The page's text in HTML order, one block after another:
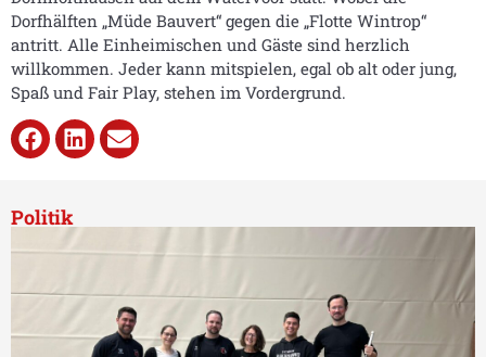
Dorfhälften „Müde Bauvert“ gegen die „Flotte Wintrop“
antritt. Alle Einheimischen und Gäste sind herzlich
willkommen. Jeder kann mitspielen, egal ob alt oder jung,
Spaß und Fair Play, stehen im Vordergrund.
Politik